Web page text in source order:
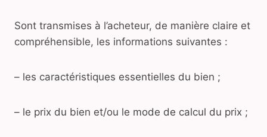
Sont transmises à l’acheteur, de manière claire et
compréhensible, les informations suivantes :
– les caractéristiques essentielles du bien ;
– le prix du bien et/ou le mode de calcul du prix ;